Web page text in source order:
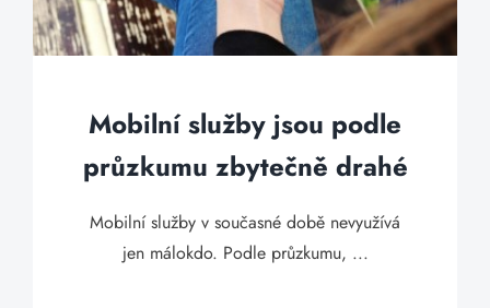
Mobilní služby jsou podle
průzkumu zbytečně drahé
Mobilní služby v současné době nevyužívá
jen málokdo. Podle průzkumu, ...